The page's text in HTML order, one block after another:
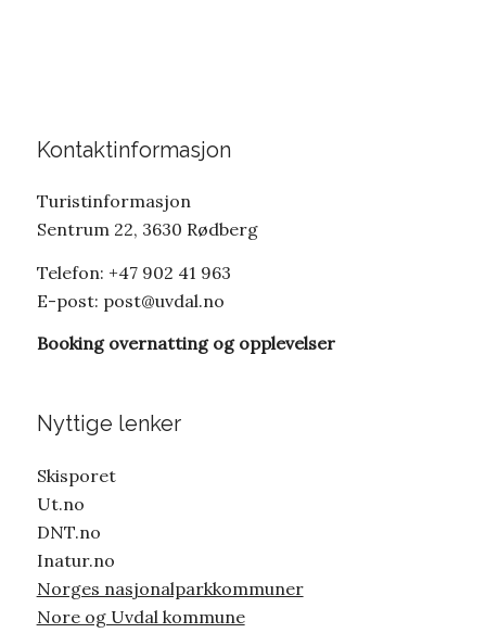
Kontaktinformasjon
Turistinformasjon
Sentrum 22, 3630 Rødberg
Telefon: +47 902 41 963
E-post: post@uvdal.no
Booking overnatting og opplevelser
Nyttige lenker
Skisporet
Ut.no
DNT.no
Inatur.no
Norges nasjonalparkkommuner
Nore og Uvdal kommune